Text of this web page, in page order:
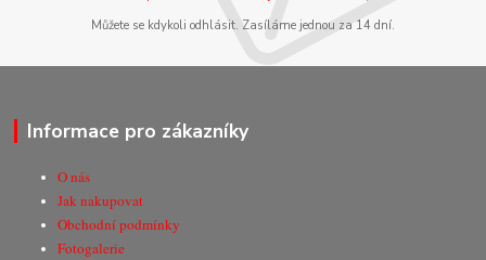
Můžete se kdykoli odhlásit. Zasíláme jednou za 14 dní.
Informace pro zákazníky
O nás
Jak nakupovat
Obchodní podmínky
Fotogalerie